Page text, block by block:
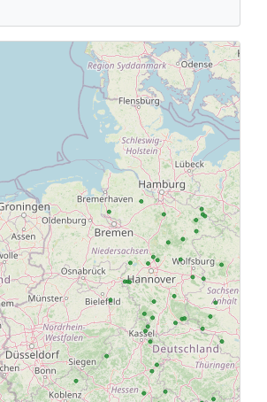
NWR Möncheichen
H.: NWR Woblitz
NWR Pommersche Heide
NWR An den Hirschbergen
NWR Ruppiner Schweiz
NWR Heidekrug
NWR Kl. Schwarzberg u.
Werl
NWR Fünfeichen
NWR Stärtchen
NWR Tauersche Eichen